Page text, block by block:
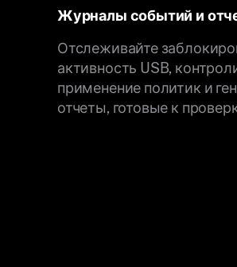
Журналы событий и
Отслеживайте
активность USB,
применение политик и
отчеты, готовые к